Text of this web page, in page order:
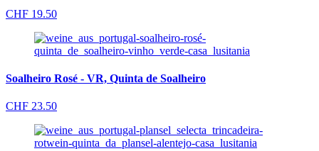
CHF 19.50
Soalheiro Rosé - VR, Quinta de Soalheiro
CHF 23.50